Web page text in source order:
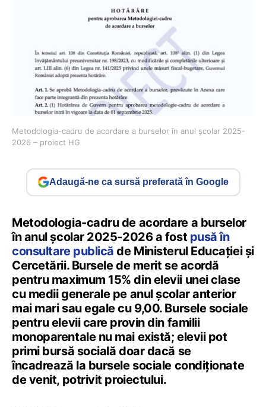
Metodologia-cadru de acordare a burselor în anul școlar 2025-
2026 – proiect HG
Adaugă-ne ca sursă preferată în Google
Metodologia-cadru de acordare a burselor
în anul școlar 2025-2026 a fost pusă în
consultare publică de Ministerul Educației și
Cercetării. Bursele de merit se acordă
pentru maximum 15% din elevii unei clase
cu medii generale pe anul şcolar anterior
mai mari sau egale cu 9,00. Bursele sociale
pentru elevii care provin din familii
monoparentale nu mai există; elevii pot
primi bursă socială doar dacă se
încadrează la bursele sociale condiționate
de venit, potrivit proiectului.